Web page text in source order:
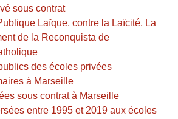
sous contrat
Laïque, contre la Laïcité, La
de la Reconquista de
des écoles privées
à Marseille
sous contrat à Marseille
entre 1995 et 2019 aux écoles